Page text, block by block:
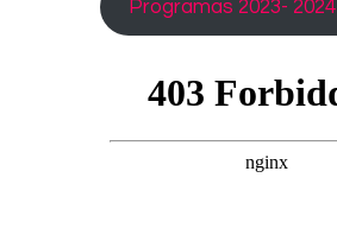
Programas 2023- 2024